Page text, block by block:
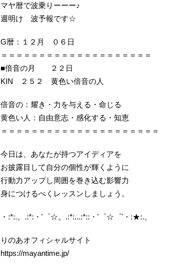
マヤ暦で波乗りーーー♪
週明け 波予報です☆
G暦：１２月 ０６日
＝＝＝＝＝＝＝＝＝＝＝＝＝＝＝＝＝＝＝＝
■倍音の月 ２２日
KIN ２５２ 黄色い倍音の人
倍音の：耀き・力を与える・命じる
黄色い人：自由意志・感化する・知恵
＝＝＝＝＝＝＝＝＝＝＝＝＝＝＝＝＝＝＝＝＝
今日は、あなたが持つアイディアを
お披露目して自分の個性が輝くように
行動力アップし周囲を巻き込む影響力
身につけるべくレッスンしましょう。
・:*:.。.:*:・'゜☆。.:*:...:*::・'゜☆゜'・:★:.。
りのあオフィシャルサイト
https://mayantime.jp/